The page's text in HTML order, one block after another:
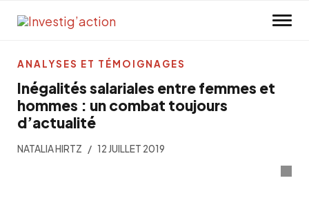
Inégalités salariales entre femmes et
hommes : un combat toujours
d’actualité
NATALIA HIRTZ 12 JUILLET 2019
ANALYSES ET TÉMOIGNAGES